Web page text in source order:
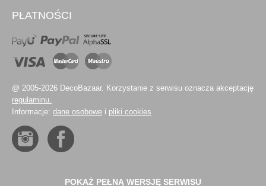
PŁATNOŚCI
@ 2005-2026 DecoBazaar. Korzystanie z serwisu oznacza akceptację
regulaminu.
Informacje: dane osobowe i pliki cookies
POKAŻ PEŁNĄ WERSJĘ SERWISU